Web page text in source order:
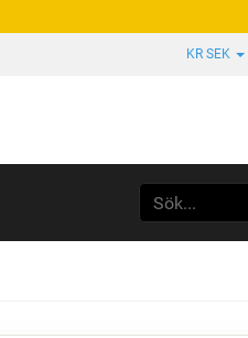
KR SEK